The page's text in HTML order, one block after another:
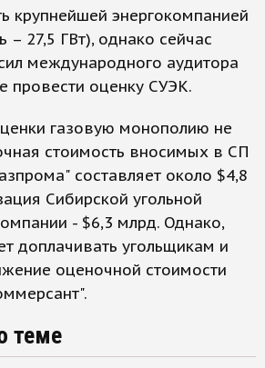
крупнейшей энергокомпанией
– 27,5 ГВт), однако сейчас
международного аудитора
провести оценку СУЭК.
газовую монополию не
стоимость вносимых в СП
составляет около $4,8
Сибирской угольной
- $6,3 млрд. Однако,
доплачивать угольщикам и
оценочной стоимости
теме